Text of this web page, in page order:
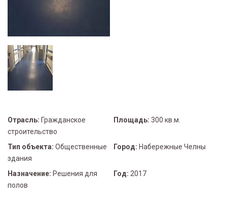
Отрасль: Гражданское
строительство
Площадь: 300 кв.м.
Тип объекта: Общественные
здания
Город: Набережные Челны
Назначение: Решения для
полов
Год: 2017